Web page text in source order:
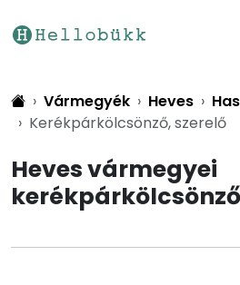
Vármegyék Heves
Kerékpárkölcsönző, szerelő
Heves vármegyei